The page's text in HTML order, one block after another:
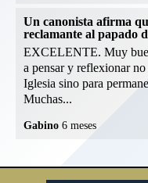
Un canonista afirma
reclamante al papado
EXCELENTE. Muy
a pensar y reflexionar
Iglesia sino para
Muchas...
Gabino 6 meses